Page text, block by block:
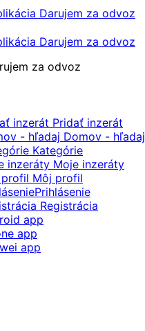
za odvoz
Pridať inzerát
Domov - hľadaj
Kategórie
Moje inzeráty
Môj profil
Prihlásenie
Registrácia